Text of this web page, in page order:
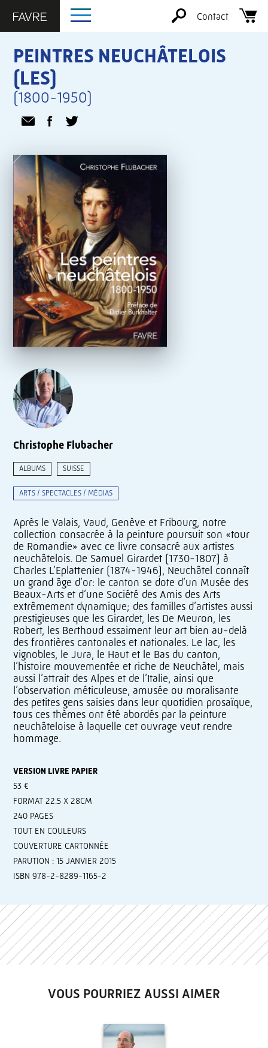
Contact
PEINTRES NEUCHÂTELOIS
(LES)
(1800-1950)
Christophe Flubacher
ALBUMS SUISSE
ARTS / SPECTACLES / MÉDIAS
Après le Valais, Vaud, Genève et Fribourg, notre
collection consacrée à la peinture poursuit son «tour
de Romandie» avec ce livre consacré aux artistes
neuchâtelois. De Samuel Girardet (1730-1807) à
Charles L’Eplattenier (1874-1946), Neuchâtel connaît
un grand âge d’or: le canton se dote d’un Musée des
Beaux-Arts et d’une Société des Amis des Arts
extrêmement dynamique; des familles d’artistes aussi
prestigieuses que les Girardet, les De Meuron, les
Robert, les Berthoud essaiment leur art bien au-delà
des frontières cantonales et nationales. Le lac, les
vignobles, le Jura, le Haut et le Bas du canton,
l’histoire mouvementée et riche de Neuchâtel, mais
aussi l’attrait des Alpes et de l’Italie, ainsi que
l’observation méticuleuse, amusée ou moralisante
des petites gens saisies dans leur quotidien prosaïque,
tous ces thèmes ont été abordés par la peinture
neuchâteloise à laquelle cet ouvrage veut rendre
hommage.
VERSION LIVRE PAPIER
53 €
FORMAT 22.5 X 28CM
240 PAGES
TOUT EN COULEURS
COUVERTURE CARTONNÉE
PARUTION : 15 JANVIER 2015
ISBN 978-2-8289-1165-2
VOUS POURRIEZ AUSSI AIMER